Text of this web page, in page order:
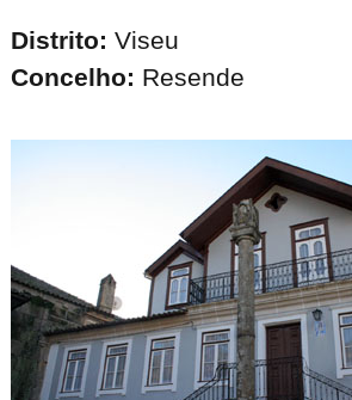
Distrito:Viseu
Concelho: Resende